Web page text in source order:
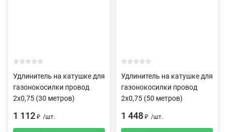
Удлинитель на катушке для
газонокосилки провод
2х0,75 (30 метров)
1 112 ₽ /шт.
Удлинитель на катушке для
газонокосилки провод
2х0,75 (50 метров)
1 448 ₽ /шт.